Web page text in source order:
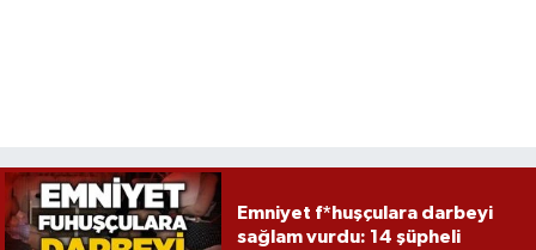
Emniyet f*huşçulara darbeyi
sağlam vurdu: 14 şüpheli